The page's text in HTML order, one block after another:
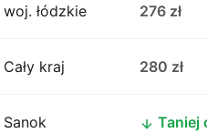
woj. łódzkie 276 zł
Cały kraj 280 zł
Sanok Taniej